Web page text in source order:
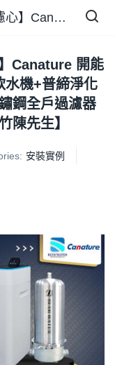
【省錢王-詢問打7折-再送濾心】Canature 開能 CS-25H 乾鹽箱旗艦型智能型軟水機+普締淨化水科技 BD-300S 醫療級316不鏽鋼全戶過濾器 現場安裝影片【2025/10/06 新竹陳先生】
Canature 開能
水機+普締淨化
鋼全戶過濾器
陳先生】
安裝實例